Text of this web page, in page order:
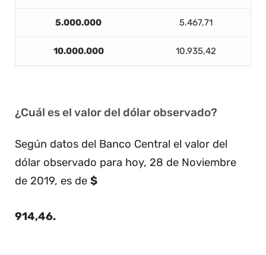
5.000.000 5.467,71
10.000.000 10.935,42
¿Cuál es el valor del dólar observado?
Según datos del Banco Central el valor del
dólar observado para hoy, 28 de Noviembre
de 2019, es de $
914,46.